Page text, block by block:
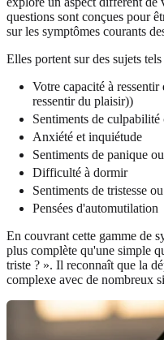
questions sont conçues pour
sur les symptômes courants
Elles portent sur des sujets tels
Votre capacité à
ressentir du plaisir))
Sentiments de culpabilité
Anxiété et inquiétude
Sentiments de panique
Difficulté à dormir
Sentiments de tristesse
Pensées d'automutilation
En couvrant cette gamme de
plus complète qu'une simple
triste ? ». Il reconnaît que la
complexe avec de nombreux